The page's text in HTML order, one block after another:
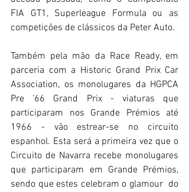
FIA GT1, Superleague Formula ou as
competições de clássicos da Peter Auto.
Também pela mão da Race Ready, em
parceria com a Historic Grand Prix Car
Association, os monolugares da HGPCA
Pre ’66 Grand Prix - viaturas que
participaram nos Grande Prémios até
1966 - vão estrear-se no circuito
espanhol. Esta será a primeira vez que o
Circuito de Navarra recebe monolugares
que participaram em Grande Prémios,
sendo que estes celebram o glamour  do